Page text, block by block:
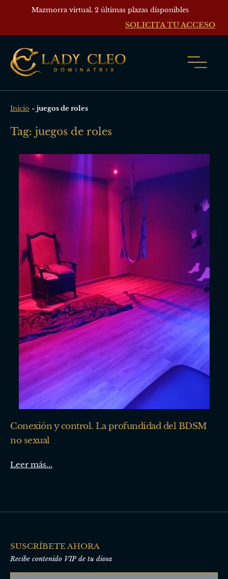
Mazmorra virtual. 2 últimas plazas disponibles
SOLICITA TU ACCESO
Inicio » juegos de roles
Tag: juegos de roles
Conexión y control. La profundidad del BDSM
no sexual
Leer más...
SUSCRÍBETE AHORA
Recibe contenido VIP de tu diosa